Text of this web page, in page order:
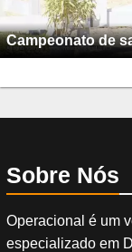
Campeonato de
Sobre Nós
Operacional é um
especializado em